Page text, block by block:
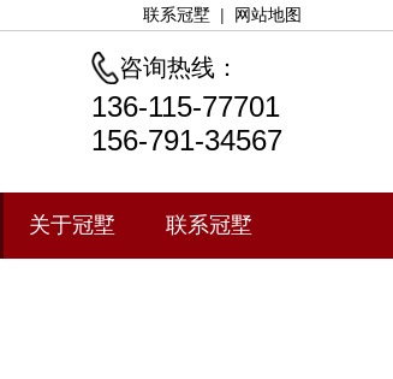
联系冠墅 | 网站地图
咨询热线：
136-115-77701
156-791-34567
关于冠墅 联系冠墅